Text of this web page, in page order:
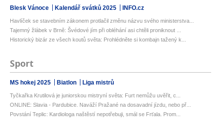
Blesk Vánoce Kalendář svátků 2025 INFO.cz
Havlíček se stavebním zákonem protlačil změnu názvu svého ministerstva...
Tajemný žlábek v Brně: Švédové jím při obléhání asi chtěli proniknout ...
Historický bizár ze všech koutů světa: Prohlédněte si kombajn tažený k...
Sport
MS hokej 2025 Biatlon Liga mistrů
Tyčkařka Krutilová je juniorskou mistryní světa: Furt nemůžu uvěřit, c...
ONLINE: Slavia - Pardubice. Naváží Pražané na dosavadní jízdu, nebo př...
Povstání Teplic: Kardiologa naštěstí nepotřebuji, smál se Frťala. Prom...